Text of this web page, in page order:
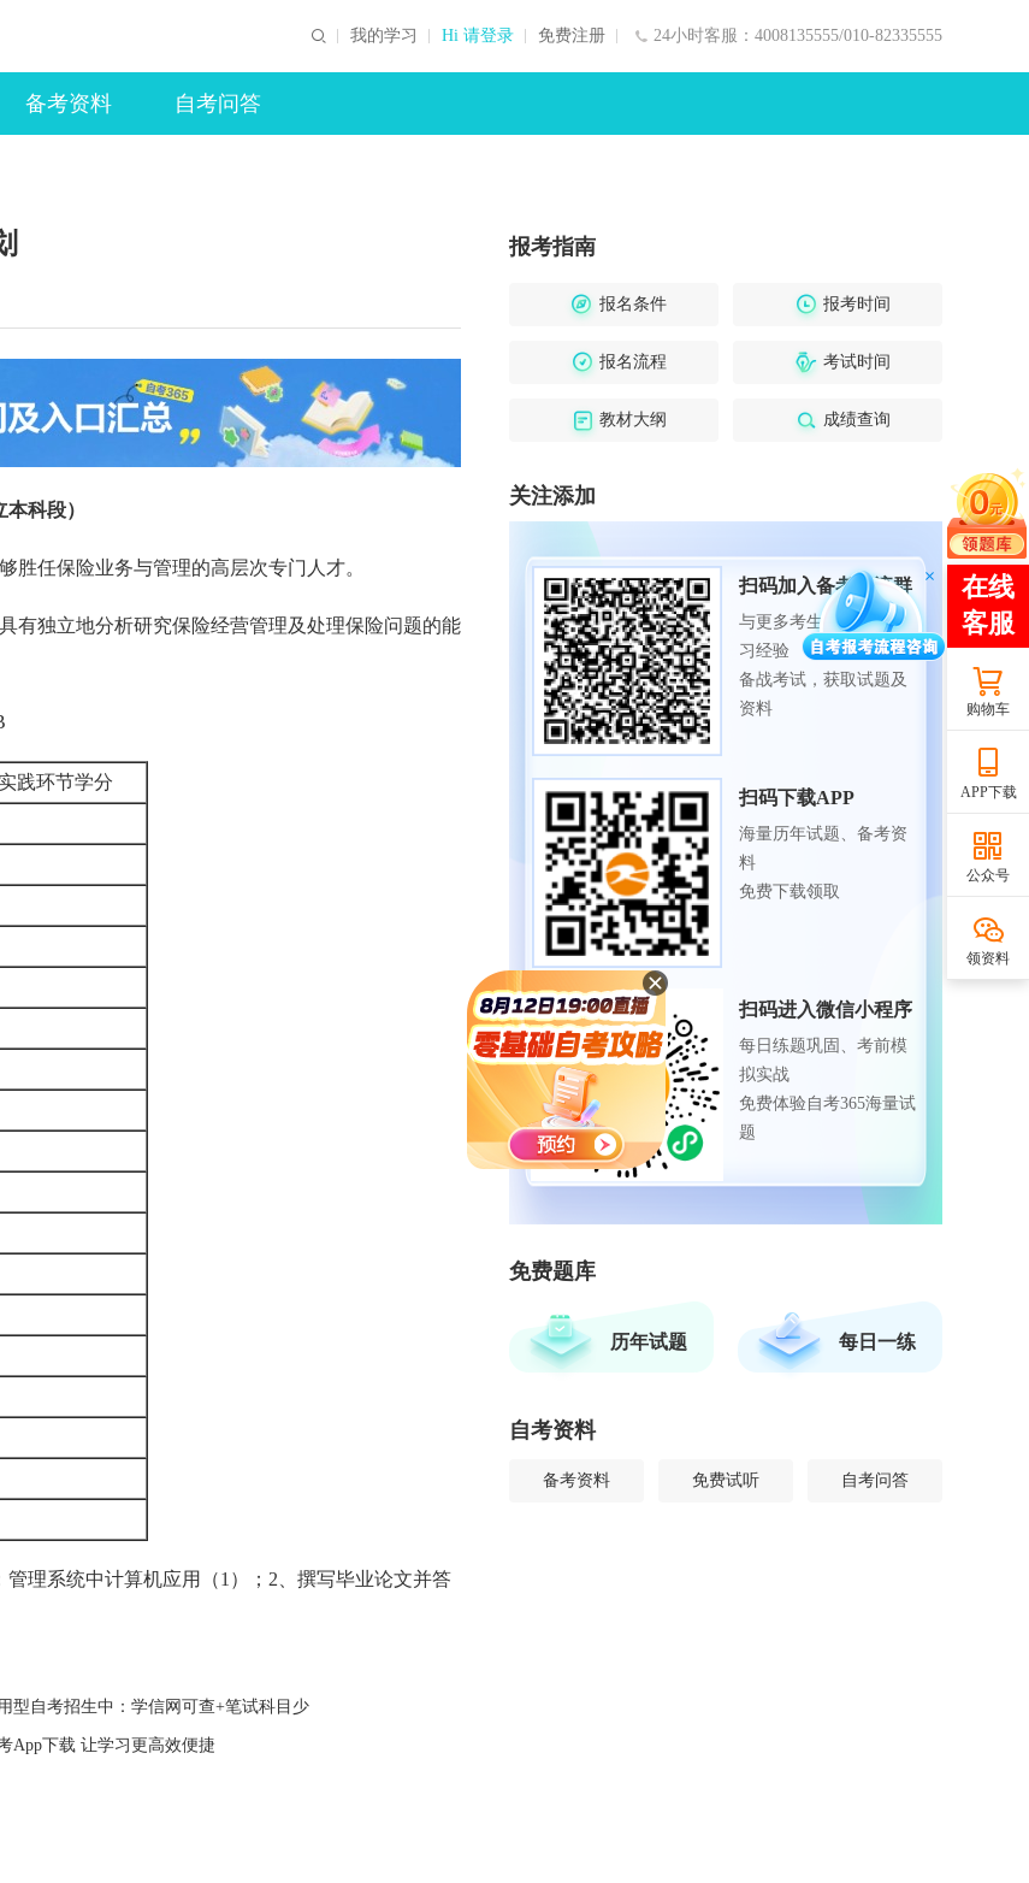
24小时客服：4008135555/010-82335555
我的学习 Hi 请登录 免费注册
备考资料 自考问答
科段）
任保险业务与管理的高层次专门人才。
独立地分析研究保险经营管理及处理保险问题的能
实践环节学分
理系统中计算机应用（1）；2、撰写毕业论文并答
型自考招生中：学信网可查+笔试科目少
App下载 让学习更高效便捷
报考指南
报名条件 报考时间
报名流程 考试时间
教材大纲 成绩查询
关注添加
扫码加入备考交流群
与更多考生一起交流学
习经验
备战考试，获取试题及
资料
扫码下载APP
海量历年试题、备考资
料
免费下载领取
扫码进入微信小程序
每日练题巩固、考前模
拟实战
免费体验自考365海量试
题
免费题库
历年试题 每日一练
自考资料
备考资料 免费试听 自考问答
购物车
APP下载
公众号
领资料